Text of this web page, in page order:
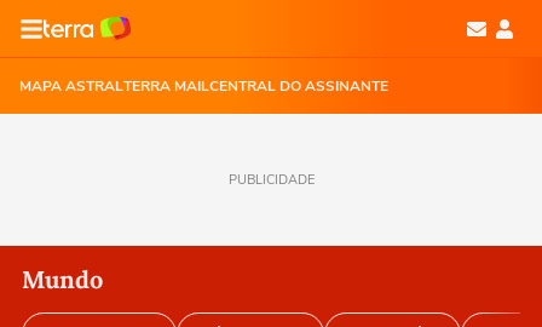
MAPA ASTRALTERRA MAILCENTRAL DO ASSINANTE
PUBLICIDADE
Mundo